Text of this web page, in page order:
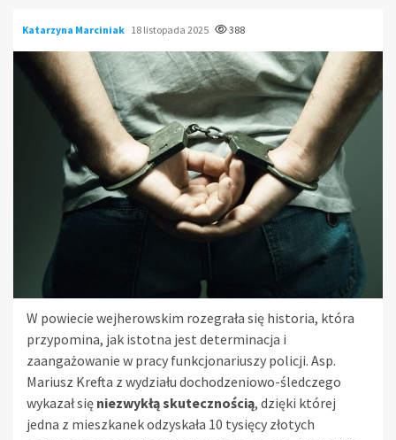
Katarzyna Marciniak 18 listopada 2025 388
W powiecie wejherowskim rozegrała się historia, która
przypomina, jak istotna jest determinacja i
zaangażowanie w pracy funkcjonariuszy policji. Asp.
Mariusz Krefta z wydziału dochodzeniowo-śledczego
wykazał się niezwykłą skutecznością, dzięki której
jedna z mieszkanek odzyskała 10 tysięcy złotych